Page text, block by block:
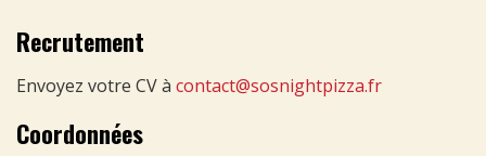
Recrutement
Envoyez votre CV à contact@sosnightpizza.fr
Coordonnées